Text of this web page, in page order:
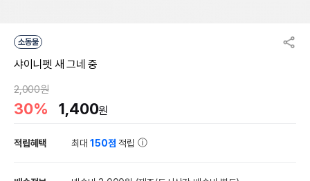
소동물
샤이니펫 새 그네 중
2,000원
30% 1,400원
적립혜택 최대150점 적립